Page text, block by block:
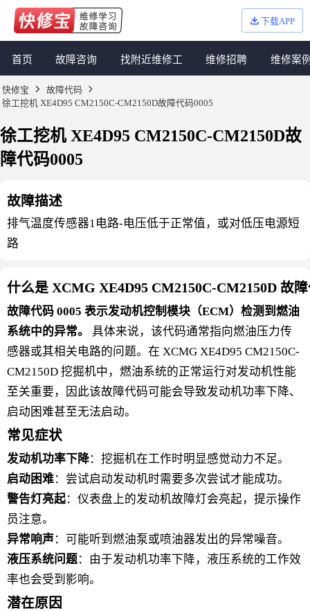
下载APP
首页 故障咨询 找附近维修工 维修招聘 维修案
快修宝
故障代码
徐工挖机 XE4D95 CM2150C-CM2150D故障代码0005
徐工挖机 XE4D95 CM2150C-CM2150D故
障代码0005
故障描述
排气温度传感器1电路-电压低于正常值，或对低压电源短
路
什么是 XCMG XE4D95 CM2150C-CM2150D 故
故障代码 0005 表示发动机控制模块（ECM）检测到燃油
系统中的异常。
具体来说，该代码通常指向燃油压力传
感器或其相关电路的问题。在 XCMG XE4D95 CM2150C-
CM2150D 挖掘机中，燃油系统的正常运行对发动机性能
至关重要，因此该故障代码可能会导致发动机功率下降、
启动困难甚至无法启动。
常见症状
发动机功率下降：挖掘机在工作时明显感觉动力不足。
启动困难：尝试启动发动机时需要多次尝试才能成功。
警告灯亮起：仪表盘上的发动机故障灯会亮起，提示操作
员注意。
异常响声：可能听到燃油泵或喷油器发出的异常噪音。
液压系统问题：由于发动机功率下降，液压系统的工作效
率也会受到影响。
潜在原因